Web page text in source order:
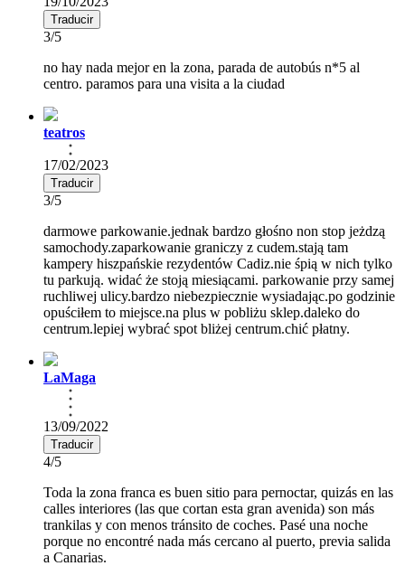
Traducir
3/5
no hay nada mejor en la zona, parada de autobús n*5 al
centro. paramos para una visita a la ciudad
teatros
17/02/2023
Traducir
3/5
darmowe parkowanie.jednak bardzo głośno non stop jeżdzą
samochody.zaparkowanie graniczy z cudem.stają tam
kampery hiszpańskie rezydentów Cadiz.nie śpią w nich tylko
tu parkują. widać że stoją miesiącami. parkowanie przy samej
ruchliwej ulicy.bardzo niebezpiecznie wysiadając.po godzinie
opuściłem to miejsce.na plus w pobliżu sklep.daleko do
centrum.lepiej wybrać spot bliżej centrum.chić płatny.
LaMaga
13/09/2022
Traducir
4/5
Toda la zona franca es buen sitio para pernoctar, quizás en las
calles interiores (las que cortan esta gran avenida) son más
trankilas y con menos tránsito de coches. Pasé una noche
porque no encontré nada más cercano al puerto, previa salida
a Canarias.